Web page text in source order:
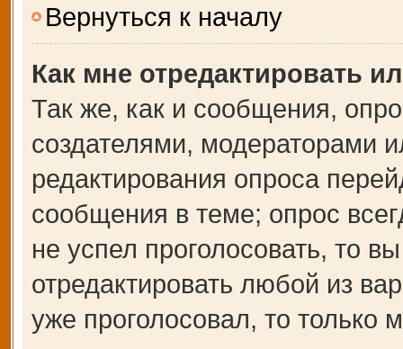
Вернуться к началу
Как мне отредактировать
Так же, как и сообщения,
создателями, модераторами
редактирования опроса
сообщения в теме; опрос
не успел проголосовать, то
отредактировать любой из
уже проголосовал, то только